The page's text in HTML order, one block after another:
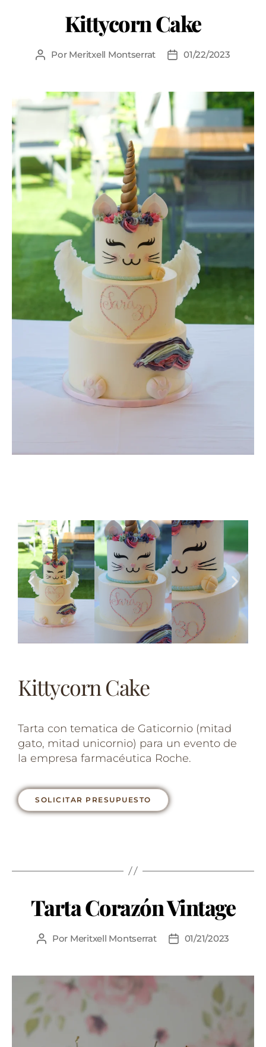
Kittycorn Cake
Por Meritxell Montserrat 01/22/2023
Kittycorn Cake
Tarta con tematica de Gaticornio (mitad
gato, mitad unicornio) para un evento de
la empresa farmacéutica Roche.
SOLICITAR PRESUPUESTO
Tarta Corazón Vintage
Por Meritxell Montserrat 01/21/2023